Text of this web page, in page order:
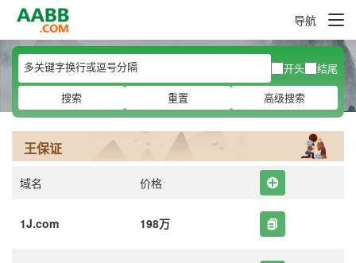
导航
开头
结尾
搜索
重置 高级搜索
王保证
域名 价格
1J.com 198万